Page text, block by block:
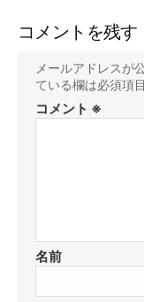
コメントを残す
メールアドレスが
ている欄は必須項
コメント ※
名前